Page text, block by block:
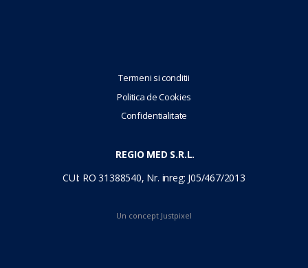
Termeni si conditii
Politica de Cookies
Confidentialitate
REGIO MED S.R.L.
CUI: RO 31388540, Nr. inreg: J05/467/2013
Un concept Justpixel